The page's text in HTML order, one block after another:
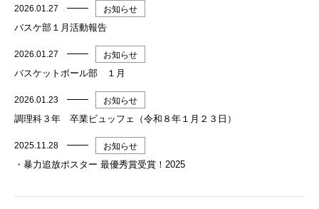
2026.01.27 お知らせ
バスケ部１月活動報告
2026.01.27 お知らせ
バスケットボール部 １月
2026.01.23 お知らせ
調理科３年 卒業ビュッフェ（令和８年１月２３日）
2025.11.28 お知らせ
・暴力追放ポスター 最優秀賞受賞！2025